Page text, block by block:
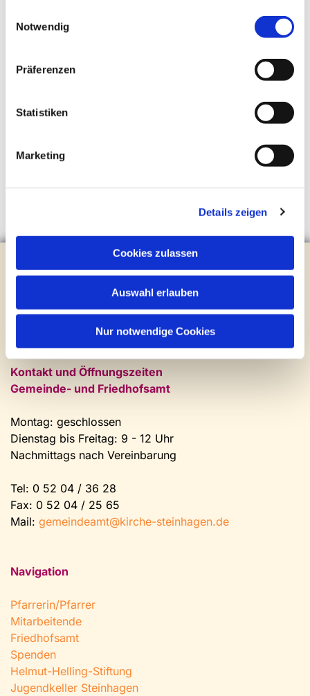
Notwendig
Präferenzen
Statistiken
Marketing
Details zeigen
Cookies zulassen
Auswahl erlauben
Nur notwendige Cookies
Brockhagener Straße 28 | 33803 Steinhagen
0 52 04 / 36 28
Mail:gemeindeamt@kirche-steinhagen.de
Newsletter abonnieren
Kontakt und Öffnungszeiten
Gemeinde- und Friedhofsamt
Montag: geschlossen
Dienstag bis Freitag: 9 - 12 Uhr
Nachmittags nach Vereinbarung
Tel: 0 52 04 / 36 28
Fax: 0 52 04 / 25 65
Mail: gemeindeamt@kirche-steinhagen.de
Navigation
Pfarrerin/Pfarrer
Mitarbeitende
Friedhofsamt
Spenden
Helmut-Helling-Stiftung
Jugendkeller Steinhagen